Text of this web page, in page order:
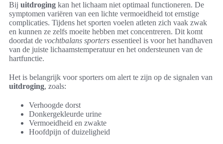
Bij uitdroging kan het lichaam niet optimaal functioneren. De
symptomen variëren van een lichte vermoeidheid tot ernstige
complicaties. Tijdens het sporten voelen atleten zich vaak zwak
en kunnen ze zelfs moeite hebben met concentreren. Dit komt
doordat de vochtbalans sporters essentieel is voor het handhaven
van de juiste lichaamstemperatuur en het ondersteunen van de
hartfunctie.
Het is belangrijk voor sporters om alert te zijn op de signalen van
uitdroging, zoals:
Verhoogde dorst
Donkergekleurde urine
Vermoeidheid en zwakte
Hoofdpijn of duizeligheid